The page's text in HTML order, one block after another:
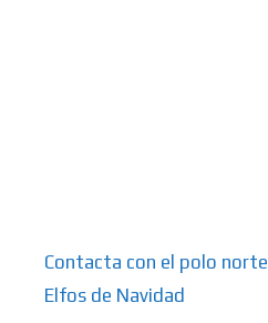
Contacta con el polo norte
Elfos de Navidad